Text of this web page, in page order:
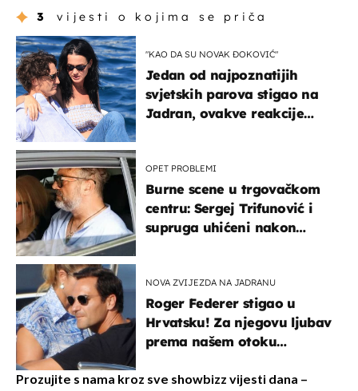
3 vijesti o kojima se priča
"KAO DA SU NOVAK ĐOKOVIĆ"
Jedan od najpoznatijih
svjetskih parova stigao na
Jadran, ovakve reakcije
OPET PROBLEMI
Burne scene u trgovačkom
centru: Sergej Trifunović i
supruga uhićeni nakon
NOVA ZVIJEZDA NA JADRANU
Roger Federer stigao u
Hrvatsku! Za njegovu ljubav
prema našem otoku
Hrvat
Prozujite s nama kroz sve showbizz vijesti dana –